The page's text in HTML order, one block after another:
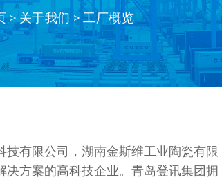
> 关于我们 > 工厂概览
有限公司，湖南金斯维工业陶瓷有限
方案的高科技企业。青岛登讯集团拥